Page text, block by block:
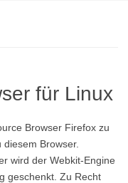
für Linux
Browser Firefox zu
Browser.
wird der Webkit-Engine
geschenkt. Zu Recht